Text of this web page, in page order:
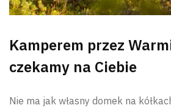
Kamperem przez
czekamy na Ciebie
Nie ma jak własny domek na